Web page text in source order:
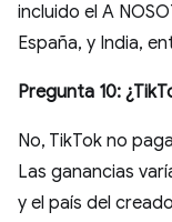
incluido el A
España, y India,
Pregunta 10:
No, TikTok no
Las ganancias
y el país del